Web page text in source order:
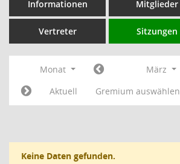
Informationen Mitglieder
Vertreter Sitzungen
Monat März
Aktuell
Gremium auswählen
Keine Daten gefunden.